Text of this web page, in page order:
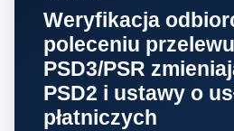
Weryfikacja
poleceniu
PSD3/PSR
PSD2 i ustawy o
płatniczych